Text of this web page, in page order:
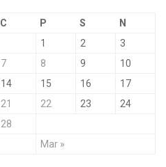
C P S N
Mar »
1 2
3
7 8 9
10
14 15 16
17
21 22 23
24
28